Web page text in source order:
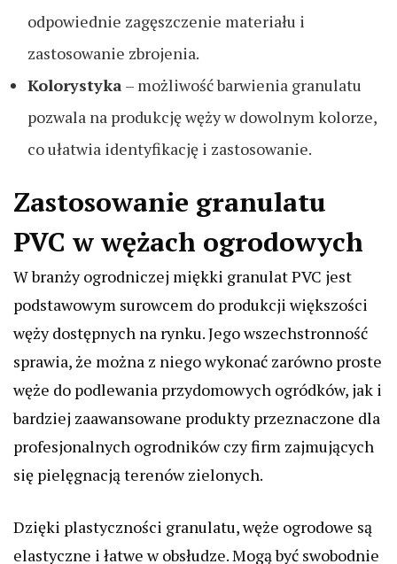
odpowiednie zagęszczenie materiału i
zastosowanie zbrojenia.
Kolorystyka – możliwość barwienia granulatu
pozwala na produkcję węży w dowolnym kolorze,
co ułatwia identyfikację i zastosowanie.
Zastosowanie granulatu
PVC w wężach ogrodowych
W branży ogrodniczej miękki granulat PVC jest
podstawowym surowcem do produkcji większości
węży dostępnych na rynku. Jego wszechstronność
sprawia, że można z niego wykonać zarówno proste
węże do podlewania przydomowych ogródków, jak i
bardziej zaawansowane produkty przeznaczone dla
profesjonalnych ogrodników czy firm zajmujących
się pielęgnacją terenów zielonych.
Dzięki plastyczności granulatu, węże ogrodowe są
elastyczne i łatwe w obsłudze. Mogą być swobodnie